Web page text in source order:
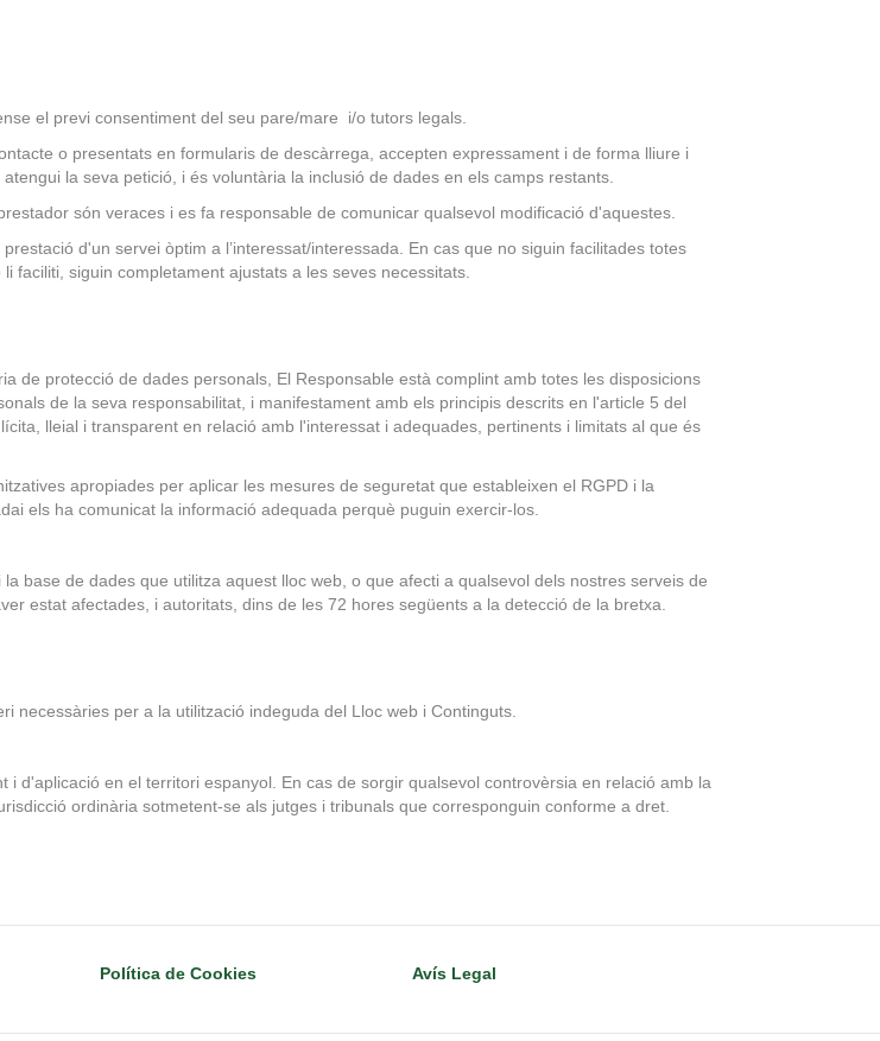
el previ consentiment del seu pare/mare i/o tutors legals.
o presentats en formularis de descàrrega, accepten expressament i de forma lliure i
la seva petició, i és voluntària la inclusió de dades en els camps restants.
són veraces i es fa responsable de comunicar qualsevol modificació d'aquestes.
d'un servei òptim a l’interessat/interessada. En cas que no siguin facilitades totes
faciliti, siguin completament ajustats a les seves necessitats.
de protecció de dades personals, El Responsable està complint amb totes les disposicions
de la seva responsabilitat, i manifestament amb els principis descrits en l'article 5 del
lleial i transparent en relació amb l'interessat i adequades, pertinents i limitats al que és
apropiades per aplicar les mesures de seguretat que estableixen el RGPD i la
els ha comunicat la informació adequada perquè puguin exercir-los.
base de dades que utilitza aquest lloc web, o que afecti a qualsevol dels nostres serveis de
estat afectades, i autoritats, dins de les 72 hores següents a la detecció de la bretxa.
necessàries per a la utilització indeguda del Lloc web i Continguts.
d'aplicació en el territori espanyol. En cas de sorgir qualsevol controvèrsia en relació amb la
ordinària sotmetent-se als jutges i tribunals que corresponguin conforme a dret.
Política de Cookies Avís Legal